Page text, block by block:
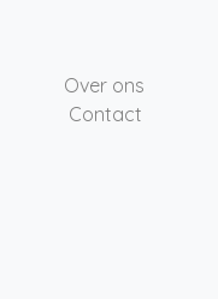
Over ons
Contact